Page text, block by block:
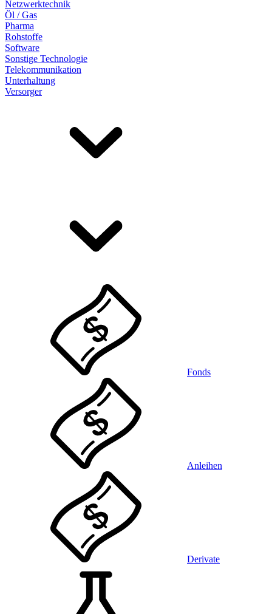
Netzwerktechnik
Öl / Gas
Pharma
Rohstoffe
Software
Sonstige Technologie
Telekommunikation
Unterhaltung
Versorger
Fonds
Anleihen
Derivate